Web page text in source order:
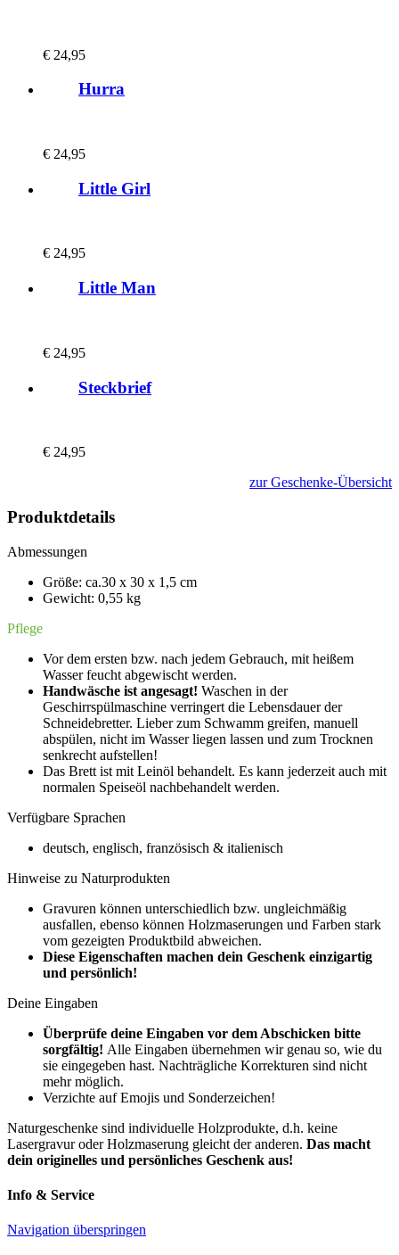
€ 24,95
Hurra
€ 24,95
Little Girl
€ 24,95
Little Man
€ 24,95
Steckbrief
€ 24,95
zur Geschenke-Übersicht
Produktdetails
Abmessungen
Größe: ca.30 x 30 x 1,5 cm
Gewicht: 0,55 kg
Pflege
Vor dem ersten bzw. nach jedem Gebrauch, mit heißem
Wasser feucht abgewischt werden.
Handwäsche ist angesagt! Waschen in der
Geschirrspülmaschine verringert die Lebensdauer der
Schneidebretter. Lieber zum Schwamm greifen, manuell
abspülen, nicht im Wasser liegen lassen und zum Trocknen
senkrecht aufstellen!
Das Brett ist mit Leinöl behandelt. Es kann jederzeit auch mit
normalen Speiseöl nachbehandelt werden.
Verfügbare Sprachen
deutsch, englisch, französisch & italienisch
Hinweise zu Naturprodukten
Gravuren können unterschiedlich bzw. ungleichmäßig
ausfallen, ebenso können Holzmaserungen und Farben stark
vom gezeigten Produktbild abweichen.
Diese Eigenschaften machen dein Geschenk einzigartig
und persönlich!
Deine Eingaben
Überprüfe deine Eingaben vor dem Abschicken bitte
sorgfältig! Alle Eingaben übernehmen wir genau so, wie du
sie eingegeben hast. Nachträgliche Korrekturen sind nicht
mehr möglich.
Verzichte auf Emojis und Sonderzeichen!
Naturgeschenke sind individuelle Holzprodukte, d.h. keine
Lasergravur oder Holzmaserung gleicht der anderen. Das macht
dein originelles und persönliches Geschenk aus!
Info & Service
Navigation überspringen